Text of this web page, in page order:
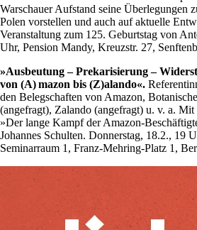
Warschauer Aufstand seine Überlegungen
Polen vorstellen und auch auf aktuelle
Veranstaltung zum 125. Geburtstag von
Uhr, Pension Mandy, Kreuzstr. 27,
»Ausbeutung – Prekarisierung –
von (A) mazon bis (Z)alando«.
den Belegschaften von Amazon,
(angefragt), Zalando (angefragt) u. v. a.
»Der lange Kampf der Amazon-
Johannes Schulten. Donnerstag, 18.2., 19
Seminarraum 1, Franz-Mehring-Platz 1,